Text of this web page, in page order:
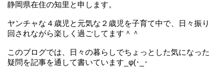
静岡県在住の知里と申します。
ヤンチャな４歳児と元気な２歳児を子育て中で、日々振り
回されながら楽しく過ごしてます＾＾
このブログでは、日々の暮らしでちょっとした気になった
疑問を記事を通して書いています_φ(･_･